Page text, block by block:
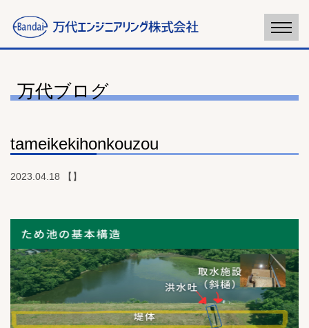
万代ブログ
tameikekihonkouzou
2023.04.18 【】